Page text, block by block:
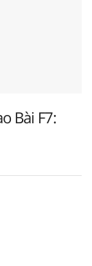
Bài F7: